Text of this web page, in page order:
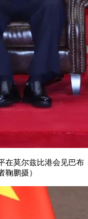
莫尔兹比港会见巴布
鞠鹏摄）